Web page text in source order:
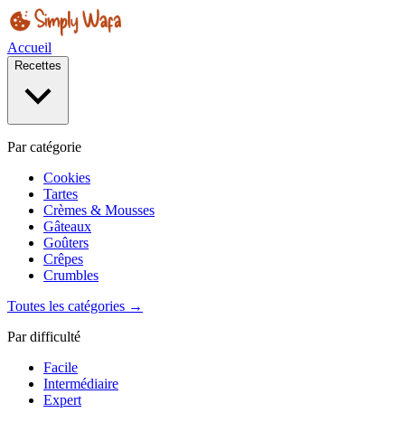
Accueil
Recettes
Par catégorie
Cookies
Tartes
Crèmes & Mousses
Gâteaux
Goûters
Crêpes
Crumbles
Toutes les catégories →
Par difficulté
Facile
Intermédiaire
Expert